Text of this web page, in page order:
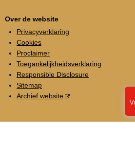
Over de website
Privacyverklaring
Cookies
Proclaimer
Toegankelijkheidsverklaring
Responsible Disclosure
Sitemap
Archief website